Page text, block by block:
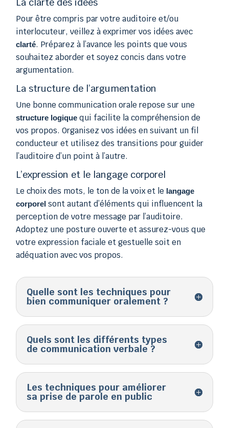
Pour être compris par votre auditoire et/ou
interlocuteur, veillez à exprimer vos idées avec
clarté. Préparez à l’avance les points que vous
souhaitez aborder et soyez concis dans votre
argumentation.
La structure de l’argumentation
Une bonne communication orale repose sur une
structure logique qui facilite la compréhension de
vos propos. Organisez vos idées en suivant un fil
conducteur et utilisez des transitions pour guider
l’auditoire d’un point à l’autre.
L’expression et le langage corporel
Le choix des mots, le ton de la voix et le langage
corporel sont autant d’éléments qui influencent la
perception de votre message par l’auditoire.
Adoptez une posture ouverte et assurez-vous que
votre expression faciale et gestuelle soit en
adéquation avec vos propos.
Quelle sont les techniques pour
bien communiquer oralement ?
Quels sont les différents types
de communication verbale ?
Les techniques pour améliorer
sa prise de parole en public